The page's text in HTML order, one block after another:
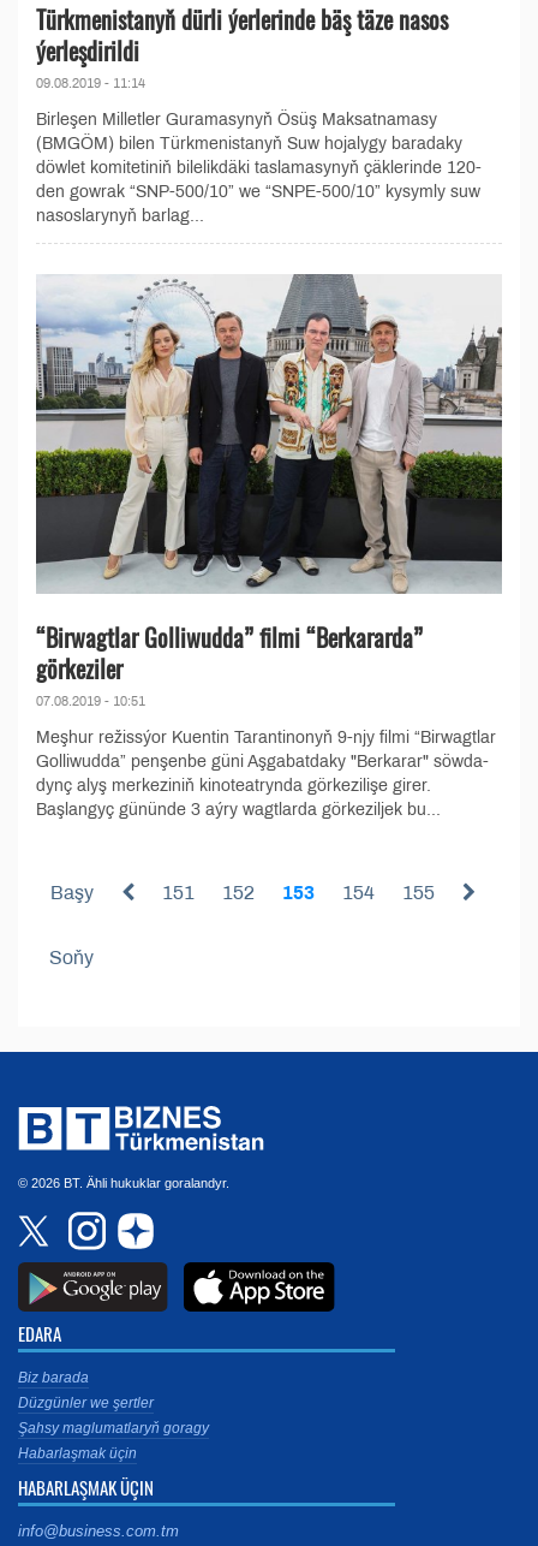
Türkmenistanyň dürli ýerlerinde bäş täze nasos
ýerleşdirildi
09.08.2019 - 11:14
Birleşen Milletler Guramasynyň Ösüş Maksatnamasy
(BMGÖM) bilen Türkmenistanyň Suw hojalygy baradaky
döwlet komitetiniň bilelikdäki taslamasynyň çäklerinde 120-
den gowrak “SNP-500/10” we “SNPE-500/10” kysymly suw
nasoslarynyň barlag...
“Birwagtlar Golliwudda” filmi “Berkararda”
görkeziler
07.08.2019 - 10:51
Meşhur režissýor Kuentin Tarantinonyň 9-njy filmi “Birwagtlar
Golliwudda” penşenbe güni Aşgabatdaky "Berkarar" söwda-
dynç alyş merkeziniň kinoteatrynda görkezilişe girer.
Başlangyç gününde 3 aýry wagtlarda görkeziljek bu...
Başy 151 152 153 154 155
Soňy
© 2026 BT. Ähli hukuklar goralandyr.
EDARA
Biz barada
Düzgünler we şertler
Şahsy maglumatlaryň goragy
Habarlaşmak üçin
HABARLAŞMAK ÜÇIN
info@business.com.tm